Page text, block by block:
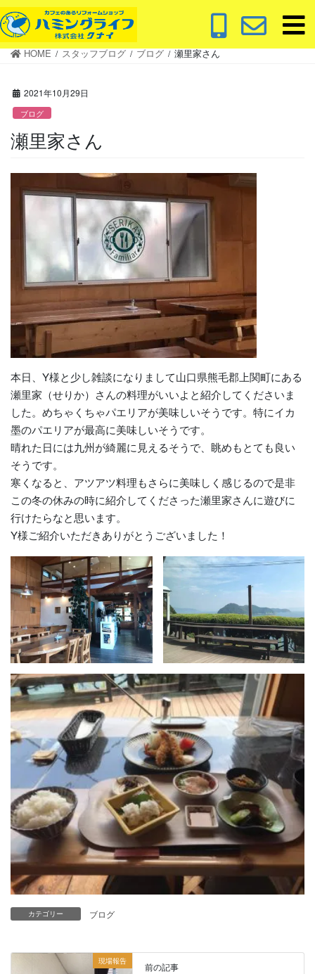
コ
ン
テ
ナ
ビ
ゲ
HOME スタッフブログ ブログ 瀬里家さん
2021年10月29日
ブログ
瀬里家さん
本日、Y様と少し雑談になりまして山口県熊毛郡上関町にある
瀬里家（せりか）さんの料理がいいよと紹介してくださいま
した。めちゃくちゃパエリアが美味しいそうです。特にイカ
墨のパエリアが最高に美味しいそうです。
晴れた日には九州が綺麗に見えるそうで、眺めもとても良い
そうです。
寒くなると、アツアツ料理もさらに美味しく感じるので是非
この冬の休みの時に紹介してくださった瀬里家さんに遊びに
行けたらなと思います。
Y様ご紹介いただきありがとうございました！
カテゴリー ブログ
現場報告 前の記事